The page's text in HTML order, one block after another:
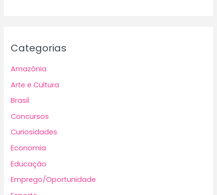
Categorias
Amazônia
Arte e Cultura
Brasil
Concursos
Curiosidades
Economia
Educação
Emprego/Oportunidade